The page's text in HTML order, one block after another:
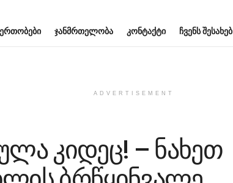
ᲯᲐᲜᲛᲠᲗᲔᲚᲝᲑᲐ ᲙᲝᲜᲢᲐᲥᲢᲘ ᲩᲕᲔᲜᲡ ᲨᲔᲡᲐᲮᲔᲑ
ADVERTISEMENT
კიდეც! – ნახეთ